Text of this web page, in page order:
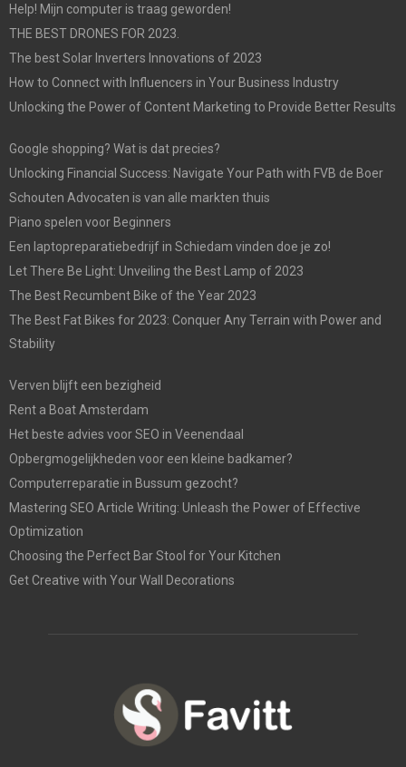
Help! Mijn computer is traag geworden!
THE BEST DRONES FOR 2023.
The best Solar Inverters Innovations of 2023
How to Connect with Influencers in Your Business Industry
Unlocking the Power of Content Marketing to Provide Better Results
Google shopping? Wat is dat precies?
Unlocking Financial Success: Navigate Your Path with FVB de Boer
Schouten Advocaten is van alle markten thuis
Piano spelen voor Beginners
Een laptopreparatiebedrijf in Schiedam vinden doe je zo!
Let There Be Light: Unveiling the Best Lamp of 2023
The Best Recumbent Bike of the Year 2023
The Best Fat Bikes for 2023: Conquer Any Terrain with Power and
Stability
Verven blijft een bezigheid
Rent a Boat Amsterdam
Het beste advies voor SEO in Veenendaal
Opbergmogelijkheden voor een kleine badkamer?
Computerreparatie in Bussum gezocht?
Mastering SEO Article Writing: Unleash the Power of Effective
Optimization
Choosing the Perfect Bar Stool for Your Kitchen
Get Creative with Your Wall Decorations